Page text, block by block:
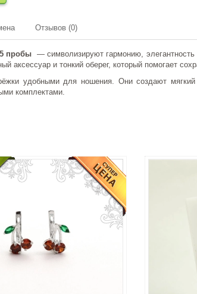
Отзывов (0)
пробы — символизируют гармонию,
аксессуар и тонкий оберег, который помогает
удобными для ношения. Они создают мягкий
комплектами.